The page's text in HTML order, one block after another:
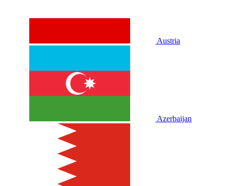
Austria
Azerbaijan